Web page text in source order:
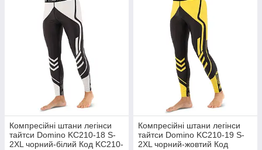
Компресійні штани легінси
тайтси Domino KC210-18 S-
2XL чорний-білий Код KC210-
Компресійні штани легінси
тайтси Domino KC210-19 S-
2XL чорний-жовтий Код